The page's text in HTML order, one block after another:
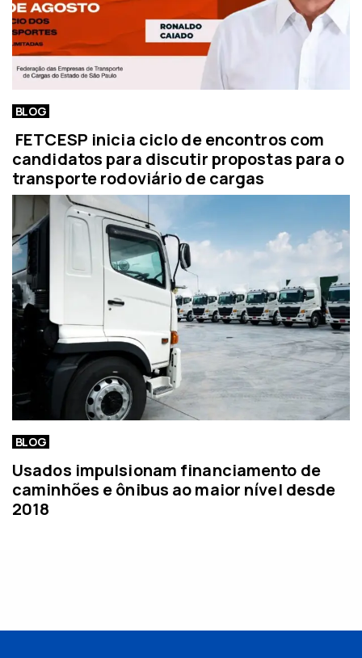
BLOG
FETCESP inicia ciclo de encontros com
candidatos para discutir propostas para o
transporte rodoviário de cargas
BLOG
Usados impulsionam financiamento de
caminhões e ônibus ao maior nível desde
2018